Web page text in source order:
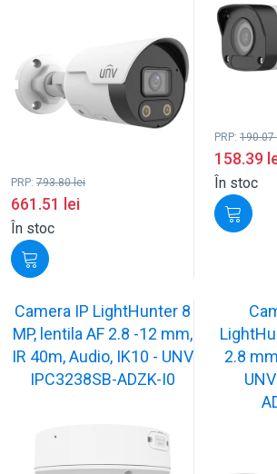
PRP: 793.80lei
661.51 lei
În stoc
PRP: 190.07
158.39
În stoc
Camera IP LightHunter 8
MP, lentila AF 2.8 -12 mm,
IR 40m, Audio, IK10 - UNV
IPC3238SB-ADZK-I0
2.8